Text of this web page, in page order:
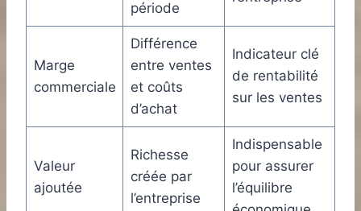
période
Marge
commerciale
Différence
entre ventes
et coûts
d’achat
Indicateur clé
de rentabilité
sur les ventes
Valeur
ajoutée
Richesse
créée par
l’entreprise
Indispensable
pour assurer
l’équilibre